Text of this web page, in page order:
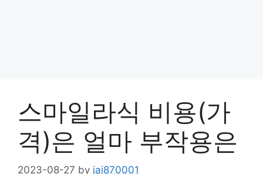
스마일라식 비용(가
격)은 얼마 부작용은
2023-08-27 by jai870001